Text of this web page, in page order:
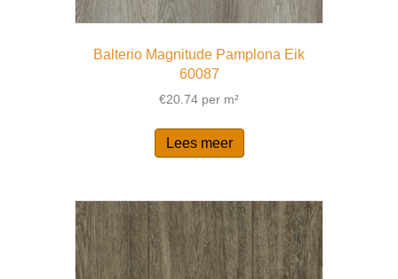
Balterio Magnitude Pamplona Eik
60087
€20.74 per m²
Lees meer